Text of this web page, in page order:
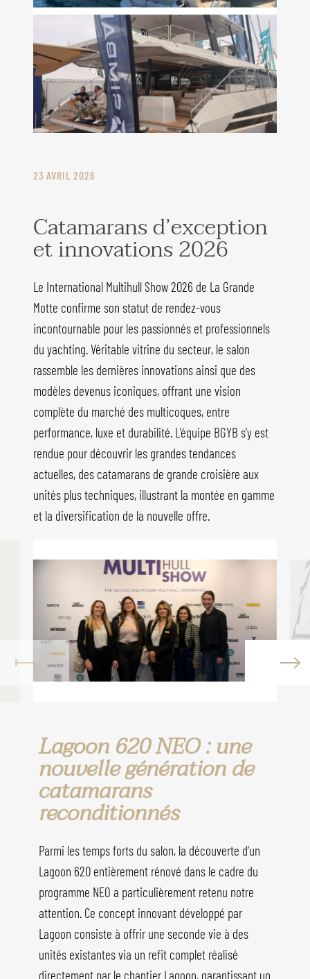
23 AVRIL 2026
Catamarans d’exception
et innovations 2026
Le International Multihull Show 2026 de La Grande
Motte confirme son statut de rendez-vous
incontournable pour les passionnés et professionnels
du yachting. Véritable vitrine du secteur, le salon
rassemble les dernières innovations ainsi que des
modèles devenus iconiques, offrant une vision
complète du marché des multicoques, entre
performance, luxe et durabilité. L’équipe BGYB s’y est
rendue pour découvrir les grandes tendances
actuelles, des catamarans de grande croisière aux
unités plus techniques, illustrant la montée en gamme
et la diversification de la nouvelle offre.
Lagoon 620 NEO : une
nouvelle génération de
catamarans
reconditionnés
Parmi les temps forts du salon, la découverte d’un
Lagoon 620 entièrement rénové dans le cadre du
programme NEO a particulièrement retenu notre
attention. Ce concept innovant développé par
Lagoon consiste à offrir une seconde vie à des
unités existantes via un refit complet réalisé
directement par le chantier Lagoon, garantissant un